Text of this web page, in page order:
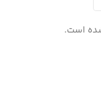
است.